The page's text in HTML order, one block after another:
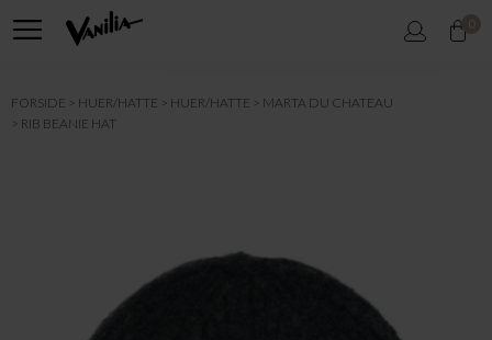
0
FORSIDE HUER/HATTE HUER/HATTE
MARTA DU CHATEAU
RIB BEANIE HAT